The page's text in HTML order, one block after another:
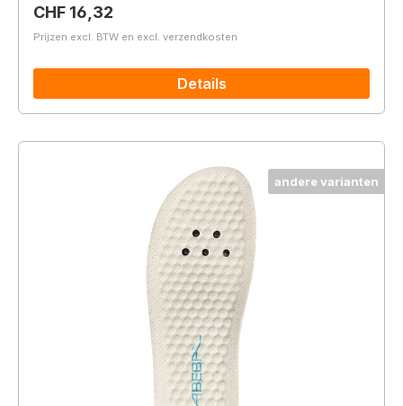
Normale prijs:
CHF 16,32
Prijzen excl. BTW en excl. verzendkosten
Details
andere varianten